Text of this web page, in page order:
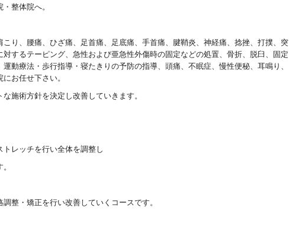
整体院へ。
り、腰痛、ひざ痛、足首痛、足底痛、手首痛、腱鞘炎、神経痛、捻挫、打撲、突
対するテーピング、急性および亜急性外傷時の固定などの処置、骨折、脱臼、固定
動療法・歩行指導・寝たきりの予防の指導、頭痛、不眠症、慢性便秘、耳鳴り、
お任せ下さい。
施術方針を決定し改善していきます。
レッチを行い全体を調整し
整・矯正を行い改善していくコースです。